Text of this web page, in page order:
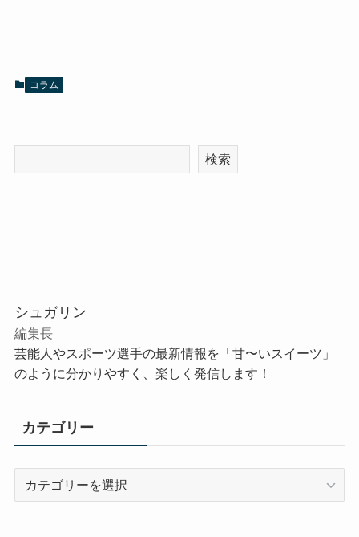
コラム
検索
シュガリン
編集長
芸能人やスポーツ選手の最新情報を「甘〜いスイーツ」
のように分かりやすく、楽しく発信します！
カテゴリー